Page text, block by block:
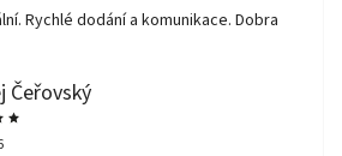
Rychlé dodání a komunikace. Dobra
Čeřovský